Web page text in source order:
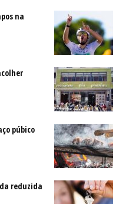
na
púbico
reduzida